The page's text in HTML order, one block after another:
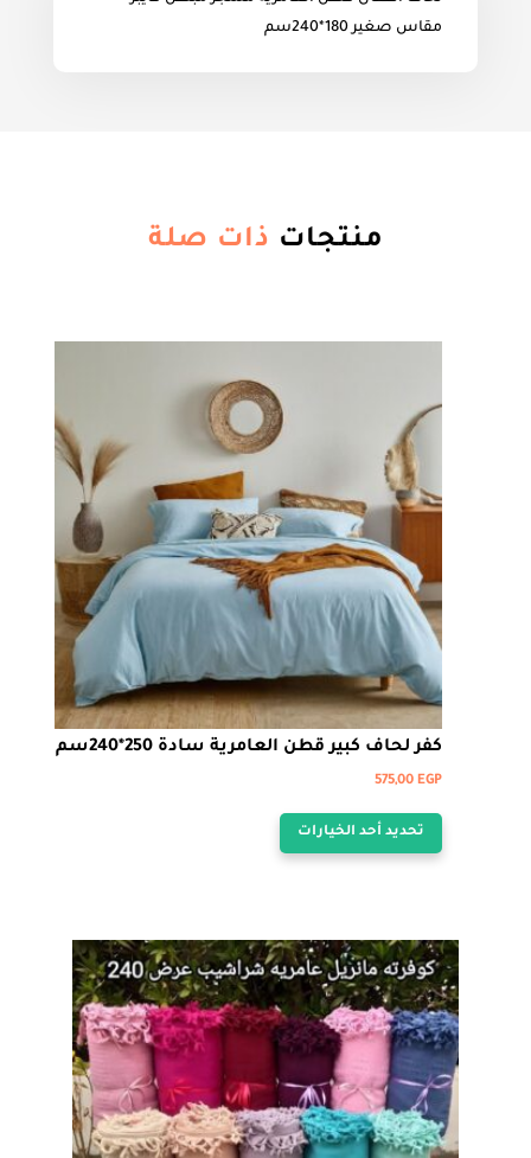
مقاس صغير 180*240سم
منتجات ذات صلة
كفر لحاف كبير قطن العامرية سادة 250*240سم
575,00 EGP
تحديد أحد الخيارات
هناك
لهذا
المنتج.
يمكن
الخيارات
على
صفحة